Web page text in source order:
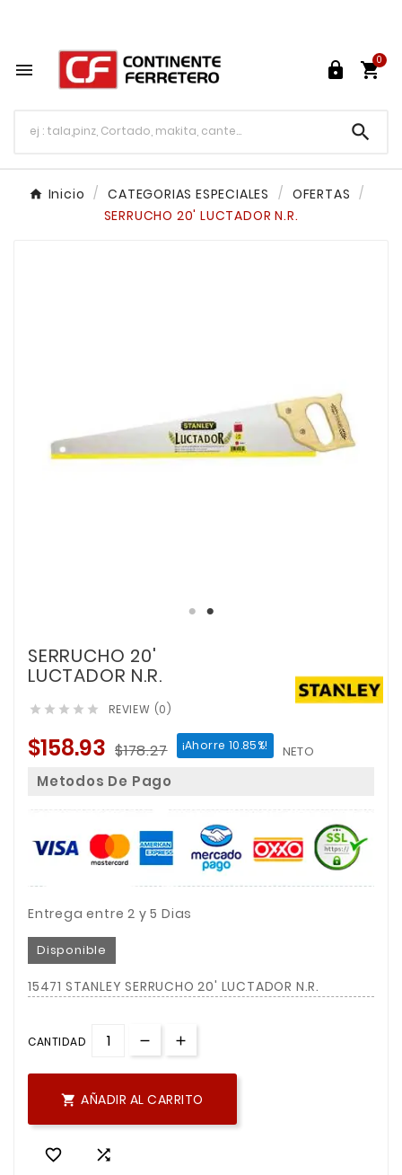
  
0

Inicio CATEGORIAS ESPECIALES
OFERTAS
SERRUCHO 20' LUCTADOR N.R.
SERRUCHO 20'
LUCTADOR N.R.
     REVIEW (0)
$158.93 $178.27 ¡Ahorre 10.85%! NETO
Metodos De Pago
Entrega entre 2 y 5 Dias
Disponible
15471 STANLEY SERRUCHO 20' LUCTADOR N.R.
CANTIDAD
 AÑADIR AL CARRITO
 